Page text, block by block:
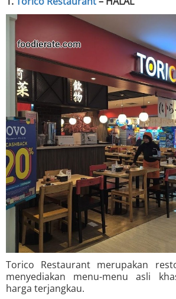
Torico Restaurant merupakan
menyediakan menu-menu asli
harga terjangkau.